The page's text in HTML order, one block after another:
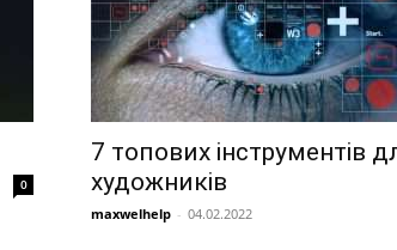
0
7 топових інструментів
художників
maxwelhelp - 04.02.2022